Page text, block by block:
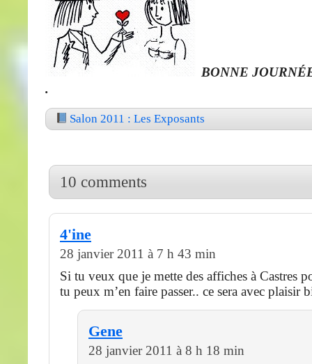
BONNE
.
Salon 2011 : Les Exposants
10 comments
4'ine
28 janvier 2011 à 7 h 43 min
Si tu veux que je mette des affiches à Castres
tu peux m’en faire passer.. ce sera avec plaisir
Gene
28 janvier 2011 à 8 h 18 min